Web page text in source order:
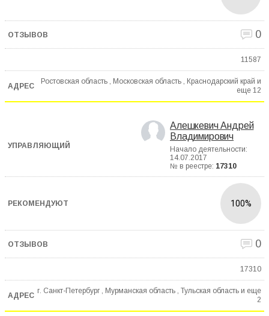
0
11587
Ростовская область , Московская область , Краснодарский край и
еще 12
Алешкевич Андрей
Владимирович
Начало деятельности:
14.07.2017
№ в реестре: 17310
100%
0
17310
г. Санкт-Петербург , Мурманская область , Тульская область и еще
2